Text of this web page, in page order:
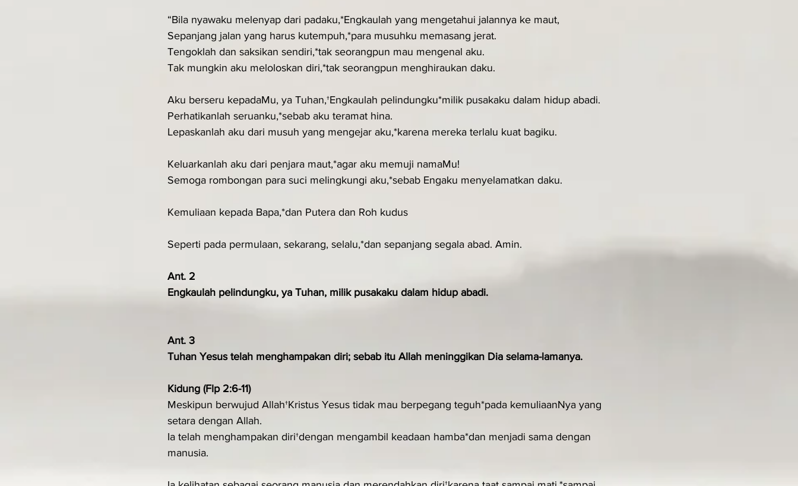
“Bila nyawaku melenyap dari padaku,*Engkaulah yang mengetahui jalannya ke maut,
Sepanjang jalan yang harus kutempuh,*para musuhku memasang jerat.
Tengoklah dan saksikan sendiri,*tak seorangpun mau mengenal aku.
Tak mungkin aku meloloskan diri,*tak seorangpun menghiraukan daku.
Aku berseru kepadaMu, ya Tuhan,†Engkaulah pelindungku*milik pusakaku dalam hidup abadi.
Perhatikanlah seruanku,*sebab aku teramat hina.
Lepaskanlah aku dari musuh yang mengejar aku,*karena mereka terlalu kuat bagiku.
Keluarkanlah aku dari penjara maut,*agar aku memuji namaMu!
Semoga rombongan para suci melingkungi aku,*sebab Engaku menyelamatkan daku.
Kemuliaan kepada Bapa,*dan Putera dan Roh kudus
Seperti pada permulaan, sekarang, selalu,*dan sepanjang segala abad. Amin.
Ant. 2
Engkaulah pelindungku, ya Tuhan, milik pusakaku dalam hidup abadi.
Ant. 3
Tuhan Yesus telah menghampakan diri; sebab itu Allah meninggikan Dia selama-lamanya.
Kidung (Flp 2:6-11)
Meskipun berwujud Allah†Kristus Yesus tidak mau berpegang teguh*pada kemuliaanNya yang
setara dengan Allah.
Ia telah menghampakan diri†dengan mengambil keadaan hamba*dan menjadi sama dengan
manusia.